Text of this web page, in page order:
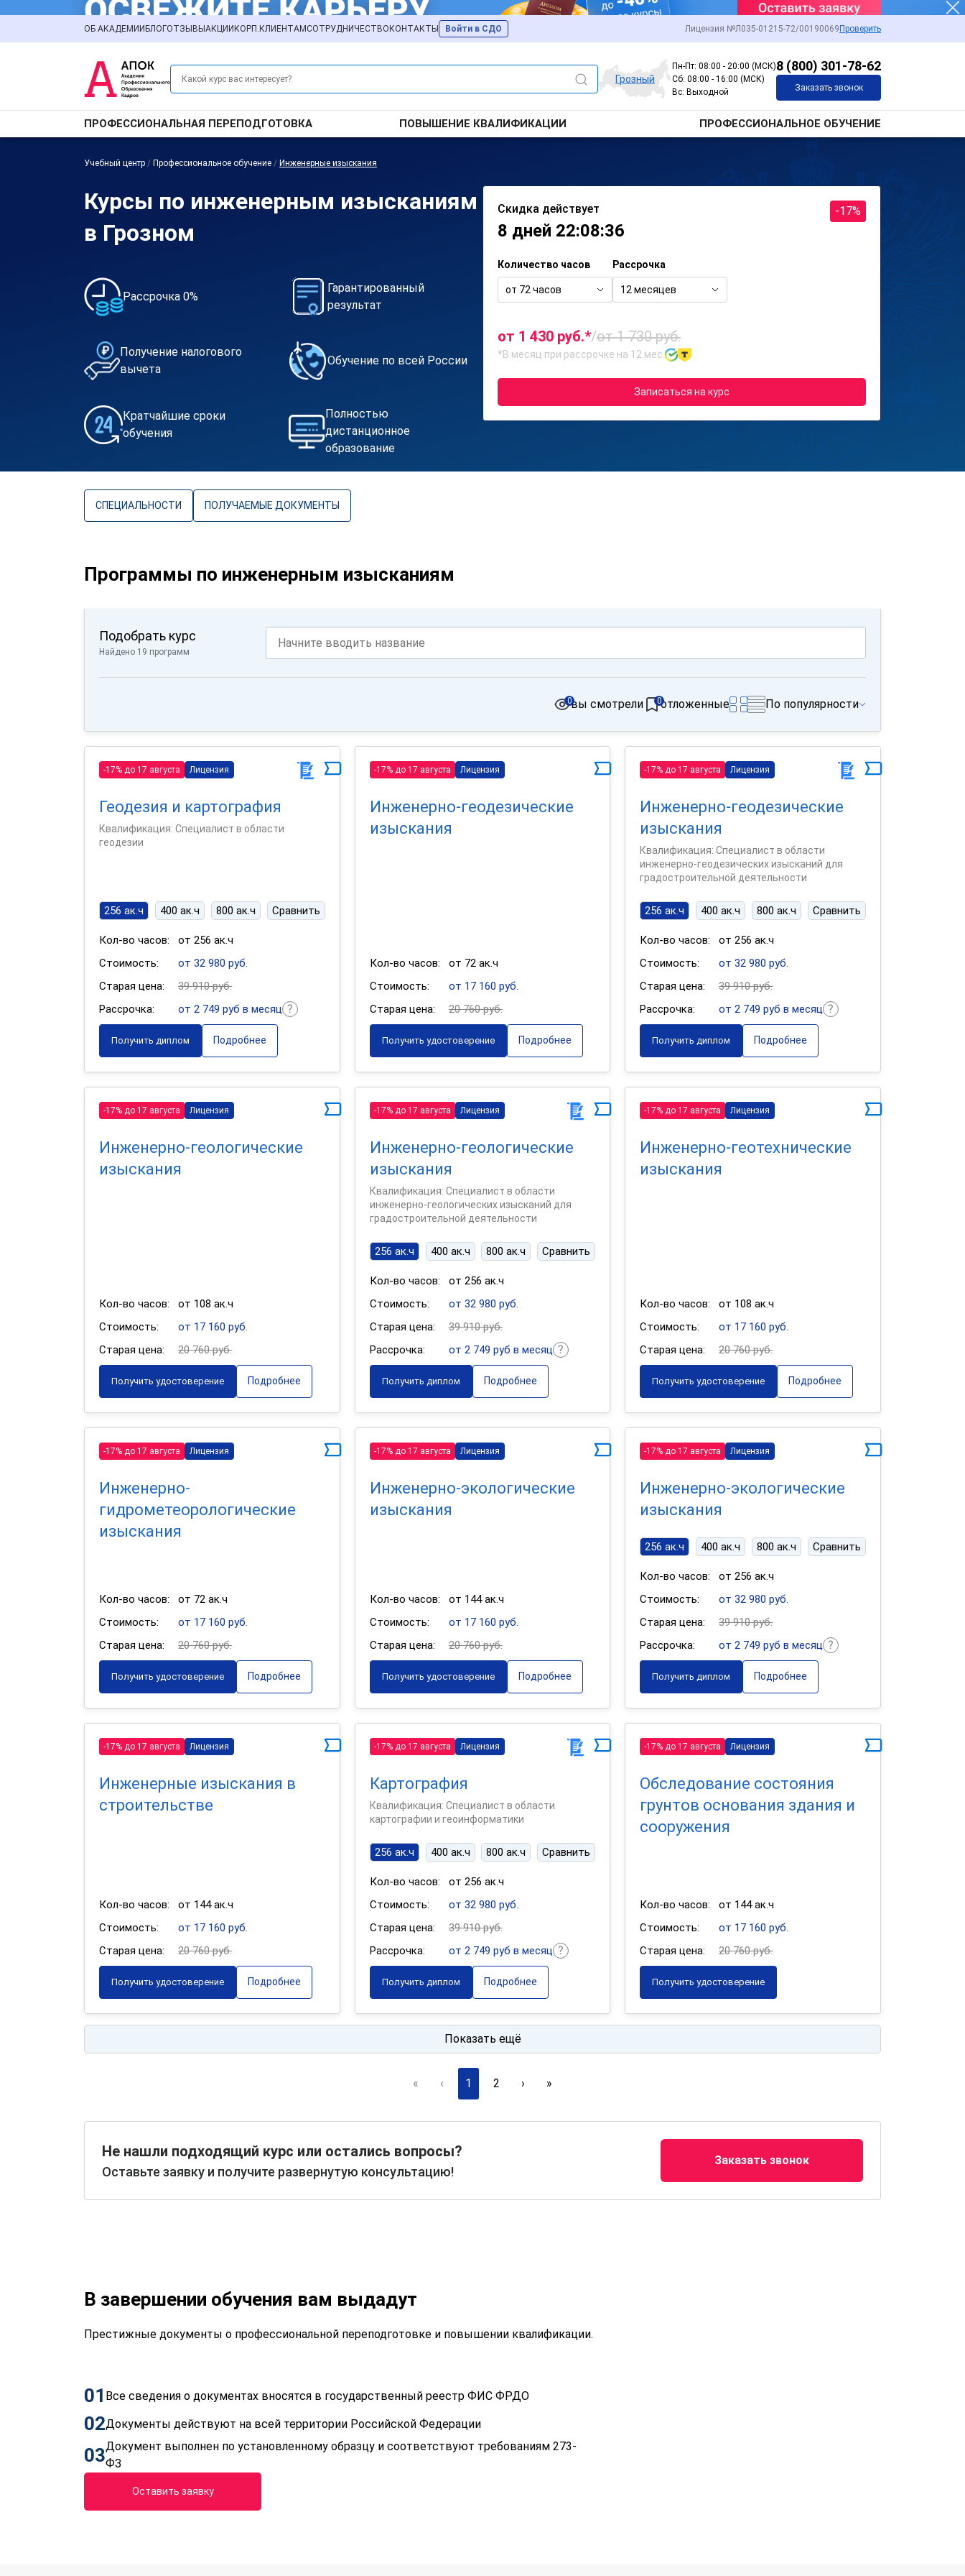
ОБ АКАДЕМИИ БЛОГОТЗЫВЫ АКЦИИ КОРП.КЛИЕНТАМСОТРУДНИЧЕСТВО КОНТАКТЫ Войти в СДО Лицензия №Л035-01215-72/00190069 Проверить
Грозный
Пн-Пт: 08:00 - 20:00 (МСК)
Сб: 08:00 - 16:00 (МСК)
Вс: Выходной
8 (800) 301-78-62
Заказать звонок
ПРОФЕССИОНАЛЬНАЯ ПЕРЕПОДГОТОВКА ПОВЫШЕНИЕ КВАЛИФИКАЦИИ ПРОФЕССИОНАЛЬНОЕ ОБУЧЕНИЕ
Учебный центр / Профессиональное обучение / Инженерные изыскания
Курсы по инженерным изысканиям
в Грозном
Рассрочка 0%
Гарантированный
результат
Получение налогового
вычета
Обучение по всей России
Кратчайшие сроки
обучения
Полностью
дистанционное
образование
Скидка действует
8 дней 22:08:36
-17%
Количество часов
от 72 часов
Рассрочка
12 месяцев
от 1 430 руб.*/от 1 730 руб.
*В месяц при рассрочке на 12 мес.
Записаться на курс
СПЕЦИАЛЬНОСТИ ПОЛУЧАЕМЫЕ ДОКУМЕНТЫ
Программы по инженерным изысканиям
Подобрать курс
Найдено 19 программ
вы смотрели
0 отложенные
0 По популярности
-17% до 17 августа Лицензия
Геодезия и картография
Квалификация: Специалист в области
геодезии
256 ак.ч 400 ак.ч 800 ак.ч Сравнить
Кол-во часов:
от 256 ак.ч
Стоимость:
от 32 980 руб.
Старая цена:
39 910 руб.
Рассрочка:
от 2 749 руб в месяц
Получить диплом Подробнее
-17% до 17 августа Лицензия
Инженерно-геодезические
изыскания
Кол-во часов:
от 72 ак.ч
Стоимость:
от 17 160 руб.
Старая цена:
20 760 руб.
Получить удостоверение Подробнее
-17% до 17 августа Лицензия
Инженерно-геодезические
изыскания
Квалификация: Специалист в области
инженерно-геодезических изысканий для
градостроительной деятельности
256 ак.ч 400 ак.ч 800 ак.ч Сравнить
Кол-во часов:
от 256 ак.ч
Стоимость:
от 32 980 руб.
Старая цена:
39 910 руб.
Рассрочка:
от 2 749 руб в месяц
Получить диплом Подробнее
-17% до 17 августа Лицензия
Инженерно-геологические
изыскания
Кол-во часов:
от 108 ак.ч
Стоимость:
от 17 160 руб.
Старая цена:
20 760 руб.
Получить удостоверение Подробнее
-17% до 17 августа Лицензия
Инженерно-геологические
изыскания
Квалификация: Специалист в области
инженерно-геологических изысканий для
градостроительной деятельности
256 ак.ч 400 ак.ч 800 ак.ч Сравнить
Кол-во часов:
от 256 ак.ч
Стоимость:
от 32 980 руб.
Старая цена:
39 910 руб.
Рассрочка:
от 2 749 руб в месяц
Получить диплом Подробнее
-17% до 17 августа Лицензия
Инженерно-геотехнические
изыскания
Кол-во часов:
от 108 ак.ч
Стоимость:
от 17 160 руб.
Старая цена:
20 760 руб.
Получить удостоверение Подробнее
-17% до 17 августа Лицензия
Инженерно-
гидрометеорологические
изыскания
Кол-во часов:
от 72 ак.ч
Стоимость:
от 17 160 руб.
Старая цена:
20 760 руб.
Получить удостоверение Подробнее
-17% до 17 августа Лицензия
Инженерно-экологические
изыскания
Кол-во часов:
от 144 ак.ч
Стоимость:
от 17 160 руб.
Старая цена:
20 760 руб.
Получить удостоверение Подробнее
-17% до 17 августа Лицензия
Инженерно-экологические
изыскания
256 ак.ч 400 ак.ч 800 ак.ч Сравнить
Кол-во часов:
от 256 ак.ч
Стоимость:
от 32 980 руб.
Старая цена:
39 910 руб.
Рассрочка:
от 2 749 руб в месяц
Получить диплом Подробнее
-17% до 17 августа Лицензия
Инженерные изыскания в
строительстве
Кол-во часов:
от 144 ак.ч
Стоимость:
от 17 160 руб.
Старая цена:
20 760 руб.
Получить удостоверение Подробнее
-17% до 17 августа Лицензия
Картография
Квалификация: Специалист в области
картографии и геоинформатики
256 ак.ч 400 ак.ч 800 ак.ч Сравнить
Кол-во часов:
от 256 ак.ч
Стоимость:
от 32 980 руб.
Старая цена:
39 910 руб.
Рассрочка:
от 2 749 руб в месяц
Получить диплом Подробнее
-17% до 17 августа Лицензия
Обследование состояния
грунтов основания здания и
сооружения
Кол-во часов:
от 144 ак.ч
Стоимость:
от 17 160 руб.
Старая цена:
20 760 руб.
Получить удостоверение
Показать ещё
« ‹ 1 2 › »
Не нашли подходящий курс или остались вопросы?
Оставьте заявку и получите развернутую консультацию!
Заказать звонок
В завершении обучения вам выдадут
Престижные документы о профессиональной переподготовке и повышении квалификации.
01 Все сведения о документах вносятся в государственный реестр ФИС ФРДО
02Документы действуют на всей территории Российской Федерации
03Документ выполнен по установленному образцу и соответствуют требованиям 273-
ФЗ
Оставить заявку